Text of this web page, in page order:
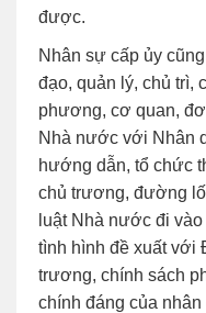
được.
Nhân sự cấp ủy
đạo, quản lý, chủ trì,
phương, cơ quan,
Nhà nước với Nhân
hướng dẫn, tổ chức
chủ trương, đường
luật Nhà nước đi
tình hình đề xuất với
trương, chính sách
chính đáng của